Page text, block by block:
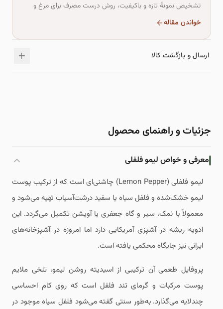
تشخیص نمونهٔ تازه و باکیفیت، روش درست مصرف برای مرغ و
ماهی و نکات نگهداری این چاشنی تند و ترش.
خواندن مقاله
ارسال و بازگشت کالا
جزئیات و راهنمای محصول
معرفی و خواص لیمو فلفلی
لیمو فلفلی (Lemon Pepper) چاشنی‌ای است که از ترکیب پوست
لیمو خشک‌شده و فلفل سیاه یا سفید درشت‌آسیاب تهیه می‌شود و
معمولاً با نمک، سیر و گاه جعفری یا آویشن تکمیل می‌گردد. این
ادویه ریشه در آشپزی آمریکایی دارد اما امروزه در آشپزخانه‌های
ایرانی نیز جایگاه محکمی یافته است.
پروفایل طعمی آن ترکیبی از اسیدیته روشن لیمو، تلخی ملایم
پوست مرکبات و گرمای تند فلفل است که روی کام احساسی
چندلایه می‌گذارد. به‌طور سنتی گفته می‌شود فلفل سیاه موجود در